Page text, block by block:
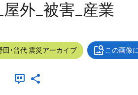
外_被害_産業
田・普代 震災アーカイブ この画像